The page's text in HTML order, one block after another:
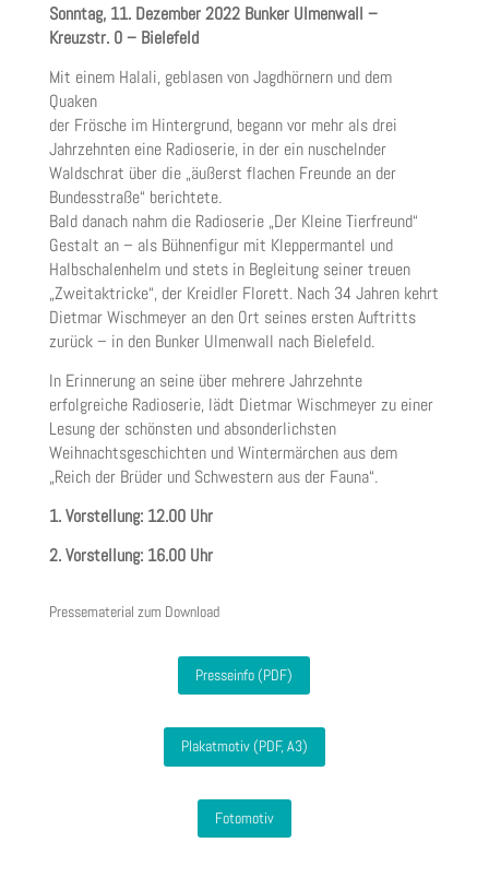
Sonntag, 11. Dezember 2022 Bunker Ulmenwall –
Kreuzstr. 0 – Bielefeld
Mit einem Halali, geblasen von Jagdhörnern und dem
Quaken
der Frösche im Hintergrund, begann vor mehr als drei
Jahrzehnten eine Radioserie, in der ein nuschelnder
Waldschrat über die „äußerst flachen Freunde an der
Bundesstraße“ berichtete.
Bald danach nahm die Radioserie „Der Kleine Tierfreund“
Gestalt an – als Bühnenfigur mit Kleppermantel und
Halbschalenhelm und stets in Begleitung seiner treuen
„Zweitaktricke“, der Kreidler Florett. Nach 34 Jahren kehrt
Dietmar Wischmeyer an den Ort seines ersten Auftritts
zurück – in den Bunker Ulmenwall nach Bielefeld.
In Erinnerung an seine über mehrere Jahrzehnte
erfolgreiche Radioserie, lädt Dietmar Wischmeyer zu einer
Lesung der schönsten und absonderlichsten
Weihnachtsgeschichten und Wintermärchen aus dem
„Reich der Brüder und Schwestern aus der Fauna“.
1. Vorstellung: 12.00 Uhr
2. Vorstellung: 16.00 Uhr
Pressematerial zum Download
Presseinfo (PDF)
Plakatmotiv (PDF, A3)
Fotomotiv